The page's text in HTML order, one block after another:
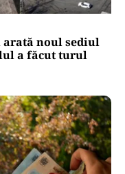
arată noul sediul
a făcut turul